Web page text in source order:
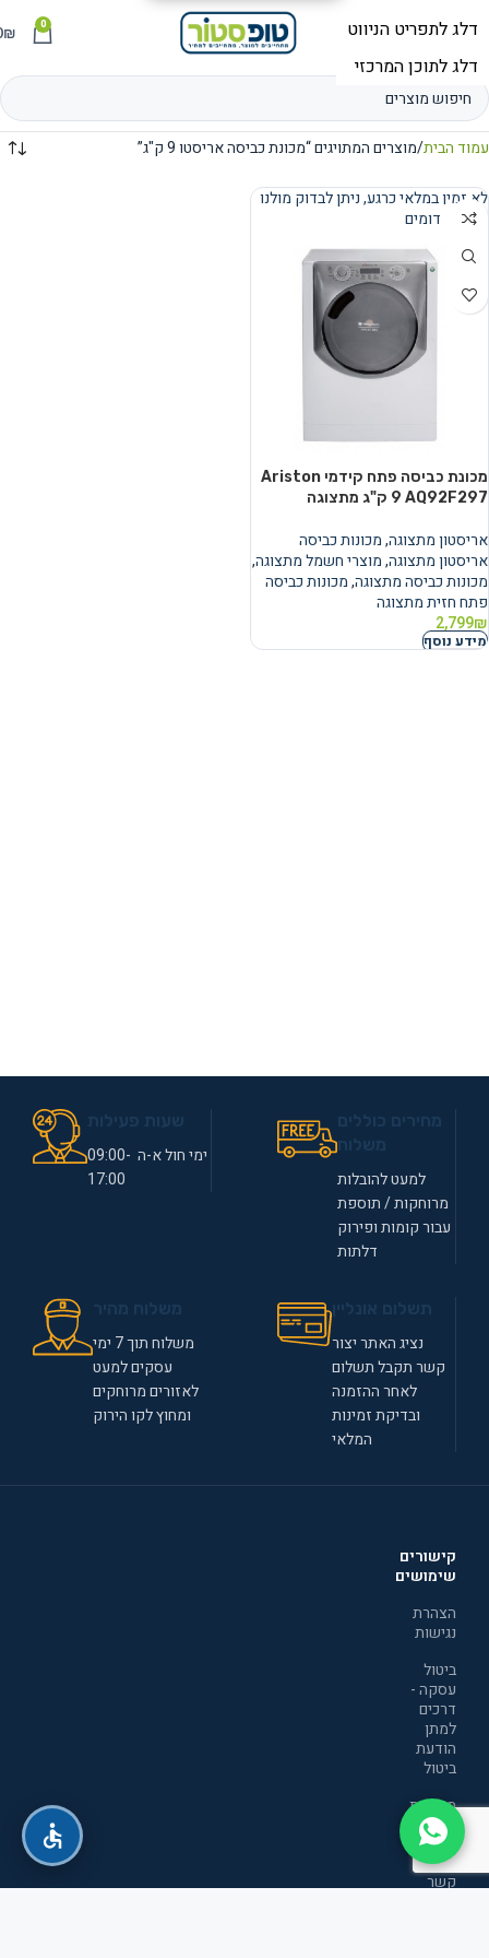
תפריט 0
₪
עמוד הבית מוצרים המתויגים “מכונת כביסה אריסטו 9 ק"ג”
נמכר
לא זמין במלאי כרגע, ניתן לבדוק מולנו
מוצרים דומים
מכונת כביסה פתח קידמי Ariston
AQ92F297 ‏9 ‏ק"ג מתצוגה
אריסטון מתצוגה,מכונות כביסה
אריסטון מתצוגה,מוצרי חשמל מתצוגה,
מכונות כביסה מתצוגה,מכונות כביסה
פתח חזית מתצוגה
2,799₪
מידע נוסף
למעט להובלות
מרוחקות / תוספת
עבור קומות ופירוק
דלתות
ימי חול א-ה 09:00-
17:00
נציג האתר יצור
קשר תקבל תשלום
לאחר ההזמנה
ובדיקת זמינות
המלאי
משלוח תוך 7 ימי
עסקים למעט
לאזורים מרוחקים
ומחוץ לקו הירוק
קישורים
שימושים
הצהרת
נגישות
ביטול
עסקה -
דרכים
למתן
הודעת
ביטול
מדיניות
הפרטיות
יצירת
קשר